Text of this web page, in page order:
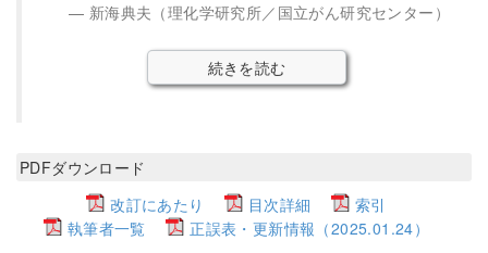
新海典夫（理化学研究所／国立がん研究センター）
続きを読む
PDFダウンロード
改訂にあたり
目次詳細
索引
執筆者一覧
正誤表・更新情報（2025.01.24）